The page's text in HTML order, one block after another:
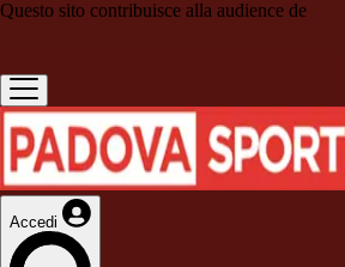
Questo sito contribuisce alla audience de
Accedi